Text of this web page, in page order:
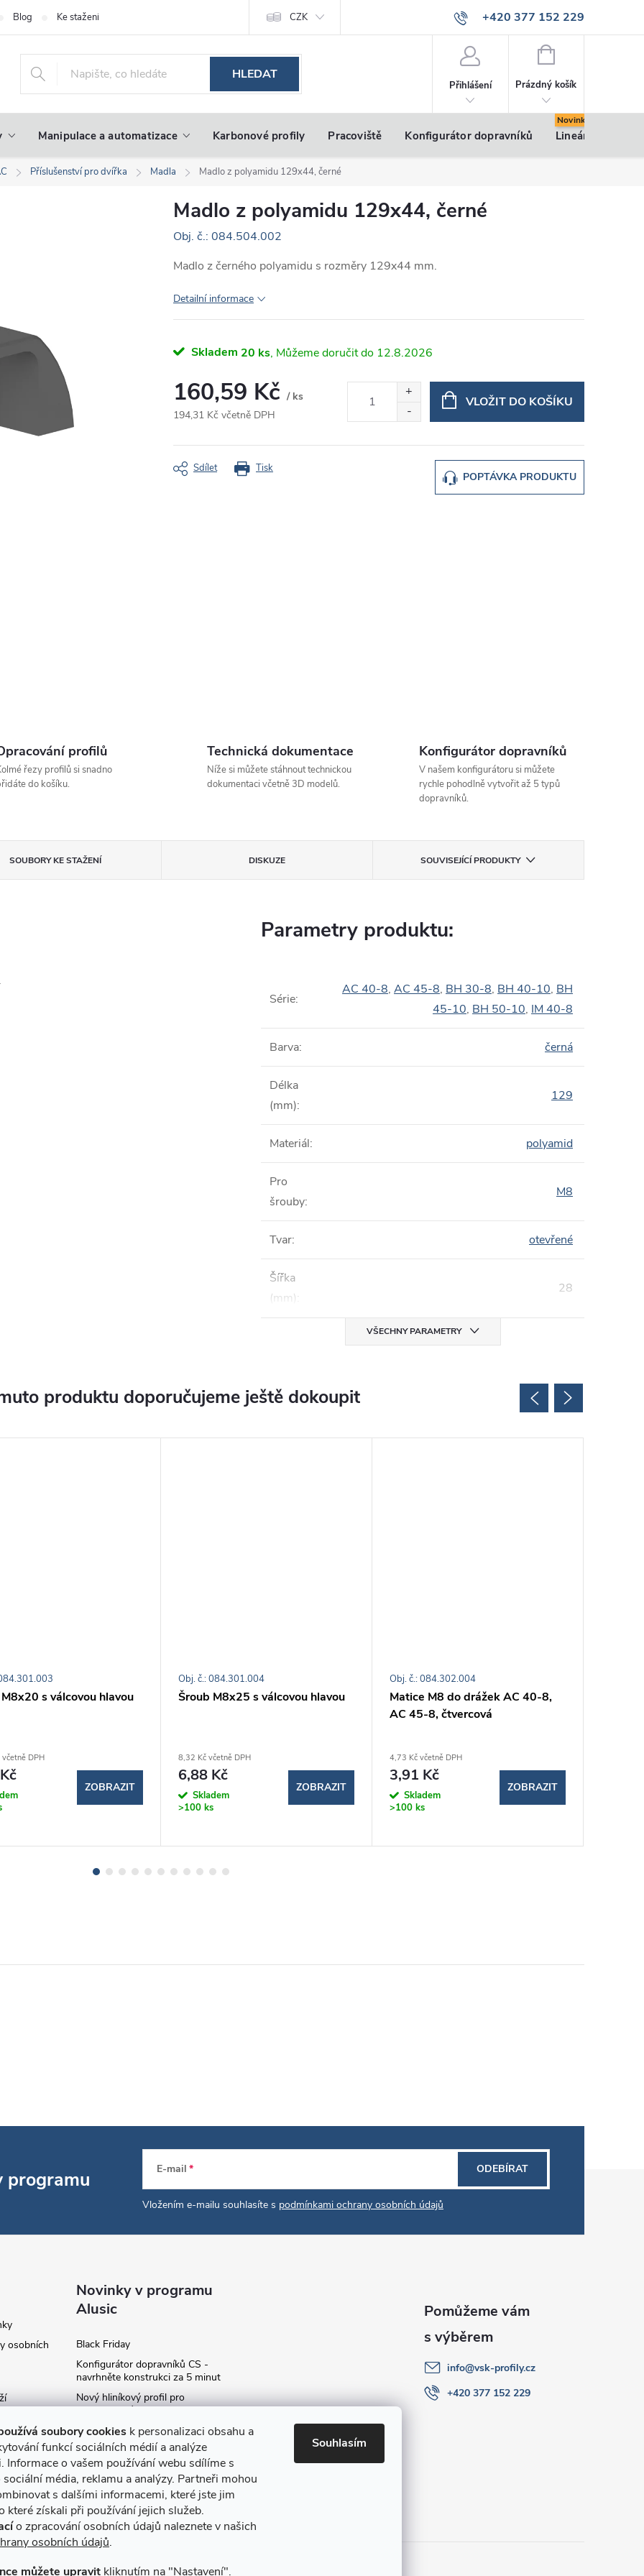
soubory cookies k personalizaci obsahu a
funkcí sociálních médií a analýze
Informace o vašem používání webu sdílíme s
média, reklamu a analýzy. Partneři mohou
s dalšími informacemi, které jste jim
které získali při používání jejich služeb.
o zpracování osobních údajů naleznete v našich
osobních údajů.
můžete upravit kliknutím na "Nastavení".
Souhlasím
+420 377 152 229
info@vsk-profily.cz
Blog Ke stažení CZK
HLEDAT
Přihlášení
NÁKUPNÍ
Prázdný košík
Manipulace a automatizace Karbonové profily Pracoviště Konfigurátor dopravníků Lineární pohony
Příslušenství pro dvířka Madla Madlo z polyamidu 129x44, černé
Madlo z polyamidu 129x44, černé
Obj. č.: 084.504.002
Madlo z černého polyamidu s rozměry 129x44 mm.
Detailní informace
Skladem 20 ks 12.8.2026
160,59 Kč / ks
194,31 Kč včetně DPH
cena:
VLOŽIT DO KOŠÍKU
Tisk
POPTÁVKA PRODUKTU
Sdílet
profilů
řezy profilů si snadno
do košíku.
Technická dokumentace
Níže si můžete stáhnout technickou
dokumentaci včetně 3D modelů.
Konfigurátor dopravníků
V našem konfigurátoru si můžete
rychle pohodlně vytvořit až 5 typů
dopravníků.
SOUBORY KE STAŽENÍ DISKUZE SOUVISEJÍCÍ PRODUKTY
Parametry produktu:
Série:
AC 40-8, AC 45-8, BH 30-8, BH 40-10, BH
45-10, BH 50-10, IM 40-8
Barva: černá
Délka
(mm):
129
Materiál: polyamid
Pro
šrouby:
M8
Tvar: otevřené
Šířka
(mm):
28
VŠECHNY PARAMETRY
produktu doporučujeme ještě dokoupit
s válcovou hlavou
DPH
ZOBRAZIT
Šroub M8x25 s válcovou hlavou
8,32 Kč včetně DPH
6,88 Kč
Skladem
>100 ks
ZOBRAZIT
Obj. č.: 084.301.004
Matice M8 do drážek AC 40-8,
AC 45-8, čtvercová
4,73 Kč včetně DPH
3,91 Kč
Skladem
>100 ks
ZOBRAZIT
Obj. č.: 084.302.004
programu E-mail
Vložením e-mailu souhlasíte s podmínkami ochrany osobních údajů
ODEBÍRAT
osobních
Novinky v programu
Alusic
Black Friday
Konfigurátor dopravníků CS -
navrhněte konstrukci za 5 minut
Nový hliníkový profil pro
fotovoltaické panely - kvalita za
Moje označení objednávky
Rozšíření produktové série
stojanů SP
Archiv
info@vsk-profily.cz
+420 377 152 229